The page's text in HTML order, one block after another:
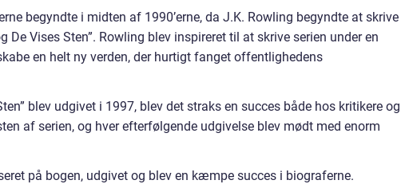
begyndte i midten af 1990’erne, da J.K. Rowling begyndte at skrive
De Vises Sten”. Rowling blev inspireret til at skrive serien under en
en helt ny verden, der hurtigt fanget offentlighedens
blev udgivet i 1997, blev det straks en succes både hos kritikere og
af serien, og hver efterfølgende udgivelse blev mødt med enorm
på bogen, udgivet og blev en kæmpe succes i biograferne.